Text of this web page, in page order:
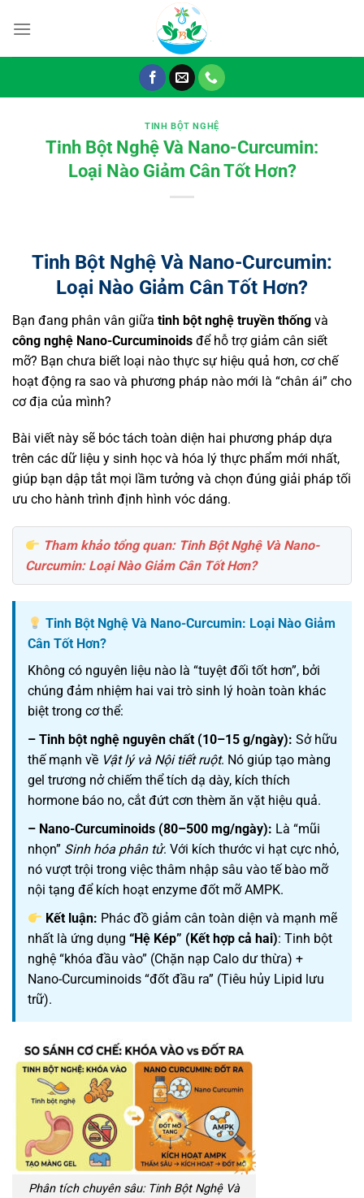
đến
TINH BỘT NGHỆ
Tinh Bột Nghệ Và Nano-Curcumin:
Loại Nào Giảm Cân Tốt Hơn?
Tinh Bột Nghệ Và Nano-Curcumin:
Loại Nào Giảm Cân Tốt Hơn?
Bạn đang phân vân giữa tinh bột nghệ truyền thống và
công nghệ Nano-Curcuminoids để hỗ trợ giảm cân siết
mỡ? Bạn chưa biết loại nào thực sự hiệu quả hơn, cơ chế
hoạt động ra sao và phương pháp nào mới là “chân ái” cho
cơ địa của mình?
Bài viết này sẽ bóc tách toàn diện hai phương pháp dựa
trên các dữ liệu y sinh học và hóa lý thực phẩm mới nhất,
giúp bạn dập tắt mọi lầm tưởng và chọn đúng giải pháp tối
ưu cho hành trình định hình vóc dáng.
Tham khảo tổng quan: Tinh Bột Nghệ Và Nano-
Curcumin: Loại Nào Giảm Cân Tốt Hơn?
Tinh Bột Nghệ Và Nano-Curcumin: Loại Nào Giảm
Cân Tốt Hơn?
Không có nguyên liệu nào là “tuyệt đối tốt hơn”, bởi
chúng đảm nhiệm hai vai trò sinh lý hoàn toàn khác
biệt trong cơ thể:
– Tinh bột nghệ nguyên chất (10–15 g/ngày): Sở hữu
thế mạnh về Vật lý và Nội tiết ruột. Nó giúp tạo màng
gel trương nở chiếm thể tích dạ dày, kích thích
hormone báo no, cắt đứt cơn thèm ăn vặt hiệu quả.
– Nano-Curcuminoids (80–500 mg/ngày): Là “mũi
nhọn” Sinh hóa phân tử. Với kích thước vi hạt cực nhỏ,
nó vượt trội trong việc thâm nhập sâu vào tế bào mỡ
nội tạng để kích hoạt enzyme đốt mỡ AMPK.
Kết luận: Phác đồ giảm cân toàn diện và mạnh mẽ
nhất là ứng dụng “Hệ Kép” (Kết hợp cả hai): Tinh bột
nghệ “khóa đầu vào” (Chặn nạp Calo dư thừa) +
Nano-Curcuminoids “đốt đầu ra” (Tiêu hủy Lipid lưu
trữ).
Phân tích chuyên sâu: Tinh Bột Nghệ Và